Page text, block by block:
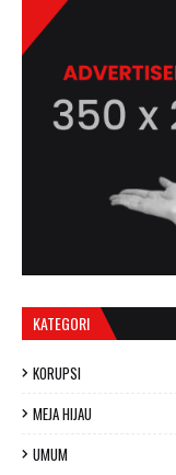
KATEGORI
KORUPSI
MEJA HIJAU
UMUM